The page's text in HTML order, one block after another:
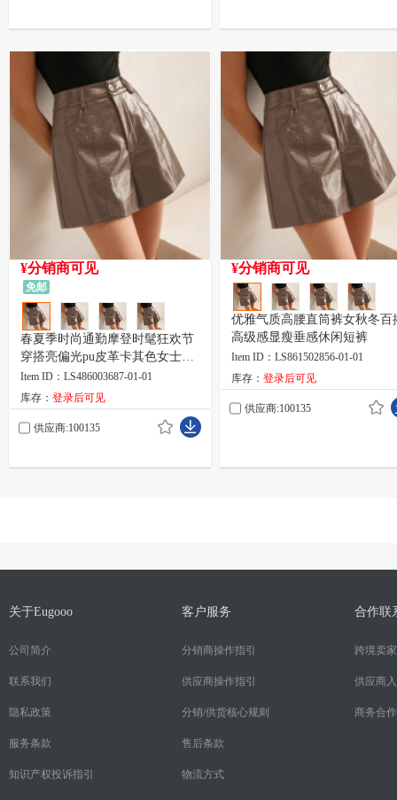
¥分销商可见
免邮
春夏季时尚通勤摩登时髦狂欢节
穿搭亮偏光pu皮革卡其色女士短
裤
Item ID：LS486003687-01-01
库存： 登录后可见
供应商:100135
¥分销商可见
优雅气质高腰直筒裤女秋冬百
高级感显瘦垂感休闲短裤
Item ID：LS861502856-01-01
库存： 登录后可见
供应商:100135
关于Eugooo
公司简介
联系我们
隐私政策
服务条款
知识产权投诉指引
客户服务
分销商操作指引
供应商操作指引
分销/供货核心规则
售后条款
物流方式
合作联
跨境卖
供应商
商务合作